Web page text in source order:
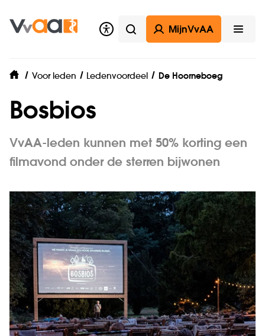
Zoeken
MijnVvAA
home
Voor leden Ledenvoordeel De Hoorneboeg
Bosbios
VvAA-leden kunnen met 50% korting een
filmavond onder de sterren bijwonen